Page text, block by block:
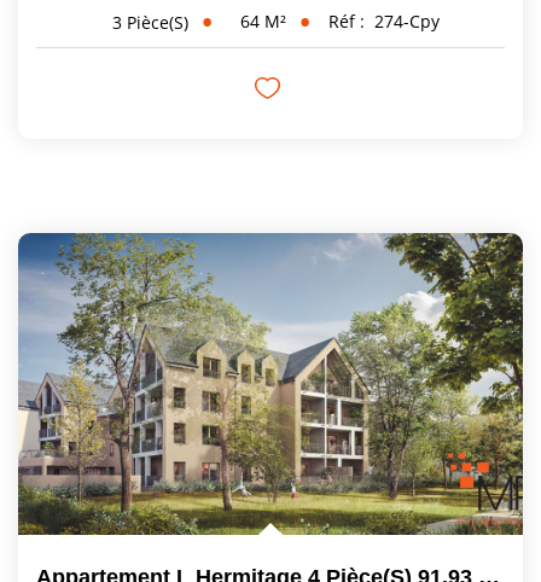
3 Pièce(s) 64 M² Réf : 274-Cpy
Appartement L Hermitage 4 Pièce(s) 91.93 M2 Au Sol